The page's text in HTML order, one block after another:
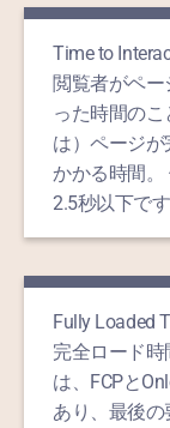
Time to
閲覧者がペ
った時間のこ
は）ページ
かかる時間
2.5秒以下で
Fully Loaded
完全ロード
は、FCPと
あり、最後